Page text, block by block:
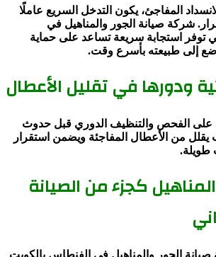
المفاجئ، يكون التدخل السريع عاملًا
شركة صيانة الجور والمناهيل في
توفر استجابة سريعة تساعد على حماية
إلى طبيعته بأسرع وقت.
ودورها في تقليل الأعطال
على الفحص والتنظيف الدوري قبل حدوث
يقلل من الأعطال المفاجئة ويضمن استقرار
طويلة.
كجزء من الصيانة
الجور والمناهيل في الفنطاس بالكويت